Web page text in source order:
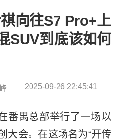
向往S7 Pro+上
SUV到底该如何
2025-09-26 22:45:41
番禺总部举行了一场以
大会。在这场名为“开传